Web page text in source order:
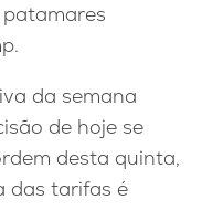
da semana
de hoje se
desta quinta,
das tarifas é